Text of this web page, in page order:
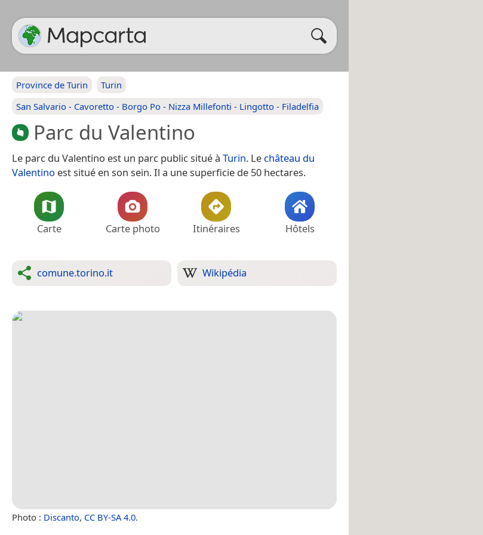
Province de Turin
Turin
San Salvario - Cavoretto - Borgo Po - Nizza Millefonti - Lingotto - Filadelfia
Parc du Valentino
Le parc du Valentino est un parc public situé à Turin. Le château du
Valentino est situé en son sein. Il a une superficie de 50 hectares.
Carte Carte photo Itinéraires Hôtels
comune.torino.it Wikipédia
Photo : Discanto, CC BY-SA 4.0.